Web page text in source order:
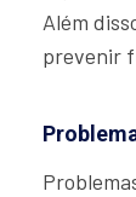
Além
prevenir